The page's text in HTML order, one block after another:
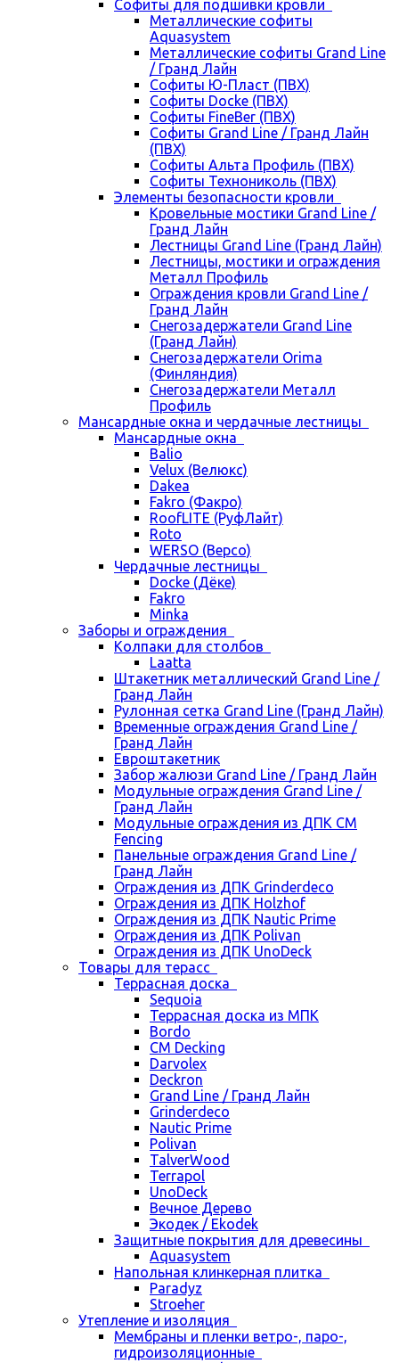
Cофиты для подшивки кровли
Металлические софиты
Aquasystem
Металлические софиты Grand Line
/ Гранд Лайн
Софиты Ю-Пласт (ПВХ)
Софиты Docke (ПВХ)
Софиты FineBer (ПВХ)
Софиты Grand Line / Гранд Лайн
(ПВХ)
Софиты Альта Профиль (ПВХ)
Софиты Технониколь (ПВХ)
Элементы безопасности кровли
Кровельные мостики Grand Line /
Гранд Лайн
Лестницы Grand Line (Гранд Лайн)
Лестницы, мостики и ограждения
Металл Профиль
Ограждения кровли Grand Line /
Гранд Лайн
Снегозадержатели Grand Line
(Гранд Лайн)
Снегозадержатели Orima
(Финляндия)
Снегозадержатели Металл
Профиль
Мансардные окна и чердачные лестницы
Мансардные окна
Balio
Velux (Велюкс)
Dakea
Fakro (Факро)
RoofLITE (РуфЛайт)
Roto
WERSO (Версо)
Чердачные лестницы
Docke (Дёке)
Fakro
Minka
Заборы и ограждения
Колпаки для столбов
Laatta
Штакетник металлический Grand Line /
Гранд Лайн
Рулонная сетка Grand Line (Гранд Лайн)
Временные ограждения Grand Line /
Гранд Лайн
Евроштакетник
Забор жалюзи Grand Line / Гранд Лайн
Модульные ограждения Grand Line /
Гранд Лайн
Модульные ограждения из ДПК CM
Fencing
Панельные ограждения Grand Line /
Гранд Лайн
Ограждения из ДПК Grinderdeco
Ограждения из ДПК Holzhof
Ограждения из ДПК Nautic Prime
Ограждения из ДПК Polivan
Ограждения из ДПК UnoDeck
Товары для терасс
Террасная доска
Sequoia
Террасная доска из МПК
Bordo
CM Decking
Darvolex
Deckron
Grand Line / Гранд Лайн
Grinderdeco
Nautic Prime
Polivan
TalverWood
Terrapol
UnoDeck
Вечное Дерево
Экодек / Ekodek
Защитные покрытия для древесины
Aquasystem
Напольная клинкерная плитка
Paradyz
Stroeher
Утепление и изоляция
Мембраны и пленки ветро-, паро-,
гидроизоляционные